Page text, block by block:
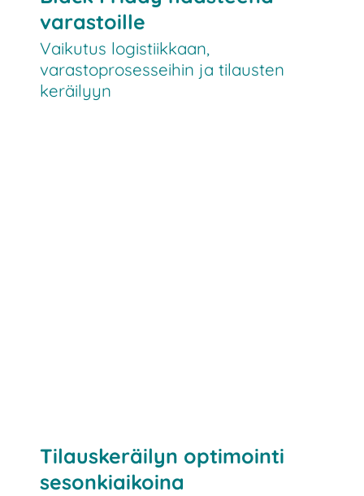
varastoille
Vaikutus logistiikkaan,
varastoprosesseihin ja tilausten
keräilyyn
prosesseja automatisoida
Tilauskeräilyn optimointi
sesonkiaikoina